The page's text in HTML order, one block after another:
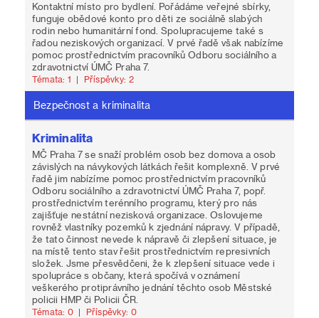
Kontaktní místo pro bydlení. Pořádáme veřejné sbírky,
funguje obědové konto pro děti ze sociálně slabých
rodin nebo humanitární fond. Spolupracujeme také s
řadou neziskových organizací. V prvé řadě však nabízíme
pomoc prostřednictvím pracovníků Odboru sociálního a
zdravotnictví ÚMČ Praha 7.
Témata: 1 | Příspěvky: 2
Bezpečnost a kriminalita
Kriminalita
MČ Praha 7 se snaží problém osob bez domova a osob
závislých na návykových látkách řešit komplexně. V prvé
řadě jim nabízíme pomoc prostřednictvím pracovníků
Odboru sociálního a zdravotnictví ÚMČ Praha 7, popř.
prostřednictvím terénního programu, který pro nás
zajišťuje nestátní nezisková organizace. Oslovujeme
rovněž vlastníky pozemků k zjednání nápravy. V případě,
že tato činnost nevede k nápravě či zlepšení situace, je
na místě tento stav řešit prostřednictvím represivních
složek. Jsme přesvědčeni, že k zlepšení situace vede i
spolupráce s občany, která spočívá v oznámení
veškerého protiprávního jednání těchto osob Městské
policii HMP či Policii ČR.
Témata: 0 | Příspěvky: 0